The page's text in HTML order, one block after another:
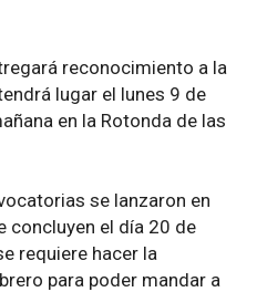
reconocimiento a la
lugar el lunes 9 de
en la Rotonda de las
se lanzaron en
concluyen el día 20 de
requiere hacer la
para poder mandar a